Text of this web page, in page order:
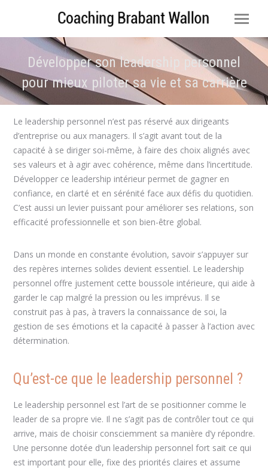
Développer son leadership personnel
pour mieux piloter sa vie et sa carrière
Vous êtes ici :
Le leadership personnel n’est pas réservé aux dirigeants
d’entreprise ou aux managers. Il s’agit avant tout de la
capacité à se diriger soi-même, à faire des choix alignés avec
ses valeurs et à agir avec cohérence, même dans l’incertitude.
Développer ce leadership intérieur permet de gagner en
confiance, en clarté et en sérénité face aux défis du quotidien.
C’est aussi un levier puissant pour améliorer ses relations, son
efficacité professionnelle et son bien-être global.
Dans un monde en constante évolution, savoir s’appuyer sur
des repères internes solides devient essentiel. Le leadership
personnel offre justement cette boussole intérieure, qui aide à
garder le cap malgré la pression ou les imprévus. Il se
construit pas à pas, à travers la connaissance de soi, la
gestion de ses émotions et la capacité à passer à l’action avec
détermination.
Qu’est-ce que le leadership personnel ?
Le leadership personnel est l’art de se positionner comme le
leader de sa propre vie. Il ne s’agit pas de contrôler tout ce qui
arrive, mais de choisir consciemment sa manière d’y répondre.
Une personne dotée d’un leadership personnel fort sait ce qui
est important pour elle, fixe des priorités claires et assume